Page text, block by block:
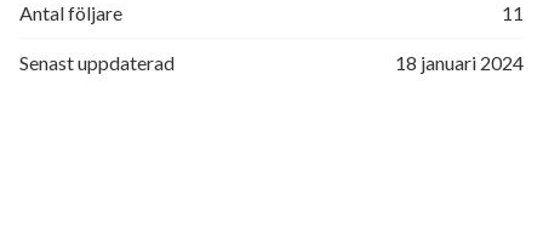
Antal följare 11
Senast uppdaterad 18 januari 2024